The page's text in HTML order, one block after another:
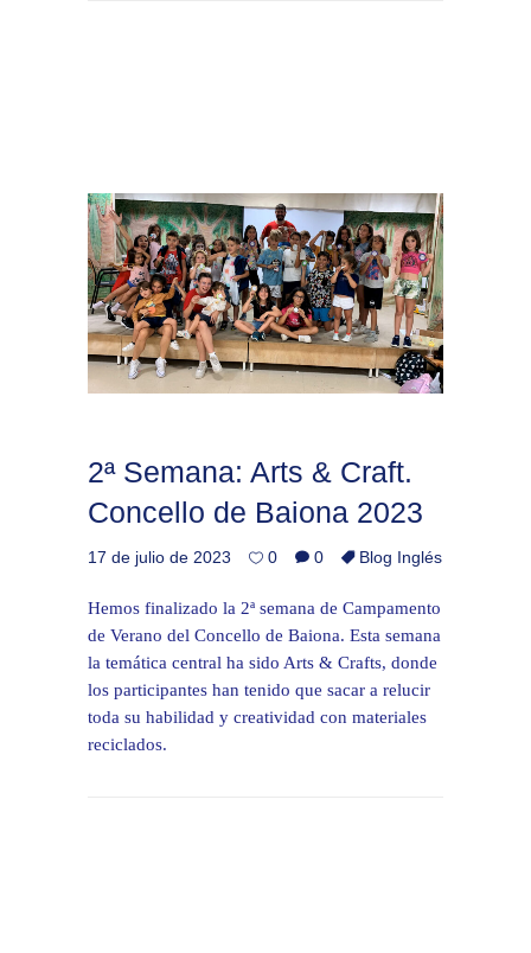
2ª Semana: Arts & Craft.
Concello de Baiona 2023
17 de julio de 2023 0 0 Blog Inglés
Hemos finalizado la 2ª semana de Campamento
de Verano del Concello de Baiona. Esta semana
la temática central ha sido Arts & Crafts, donde
los participantes han tenido que sacar a relucir
toda su habilidad y creatividad con materiales
reciclados.